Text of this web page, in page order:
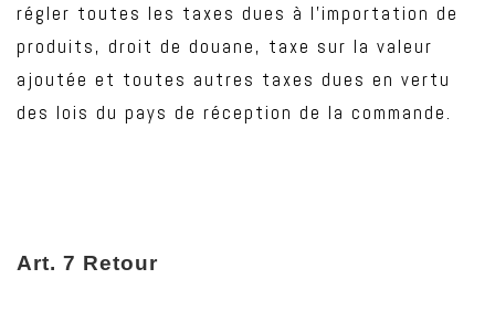
régler toutes les taxes dues à l’importation de
produits, droit de douane, taxe sur la valeur
ajoutée et toutes autres taxes dues en vertu
des lois du pays de réception de la commande.
Art. 7 Retour